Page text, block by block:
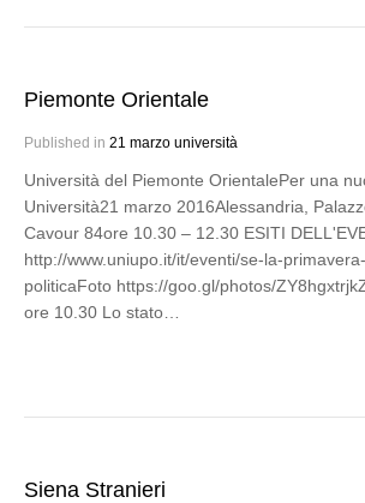
Piemonte Orientale
Published in 21 marzo università
Università del Piemonte OrientalePer una
Università21 marzo 2016Alessandria,
Cavour 84ore 10.30 – 12.30 ESITI
http://www.uniupo.it/it/eventi/se-la-
politicaFoto https://goo.gl/photos/
ore 10.30 Lo stato…
Siena Stranieri